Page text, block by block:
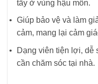
tấy ở vùng hậu môn.
Giúp bảo vệ và làm
cảm, mang lại cảm
Dạng viên tiện lợi,
cần chăm sóc tại nhà.